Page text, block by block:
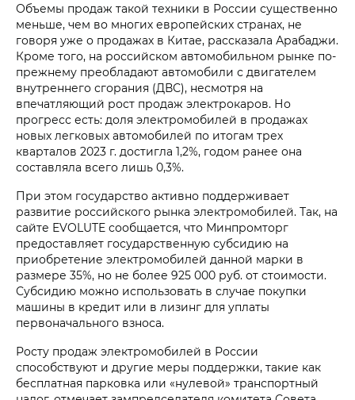
Объемы продаж такой техники в России существенно
меньше, чем во многих европейских странах, не
говоря уже о продажах в Китае, рассказала Арабаджи.
Кроме того, на российском автомобильном рынке по-
прежнему преобладают автомобили с двигателем
внутреннего сгорания (ДВС), несмотря на
впечатляющий рост продаж электрокаров. Но
прогресс есть: доля электромобилей в продажах
новых легковых автомобилей по итогам трех
кварталов 2023 г. достигла 1,2%, годом ранее она
составляла всего лишь 0,3%.
При этом государство активно поддерживает
развитие российского рынка электромобилей. Так, на
сайте EVOLUTE сообщается, что Минпромторг
предоставляет государственную субсидию на
приобретение электромобилей данной марки в
размере 35%, но не более 925 000 руб. от стоимости.
Субсидию можно использовать в случае покупки
машины в кредит или в лизинг для уплаты
первоначального взноса.
Росту продаж электромобилей в России
способствуют и другие меры поддержки, такие как
бесплатная парковка или «нулевой» транспортный